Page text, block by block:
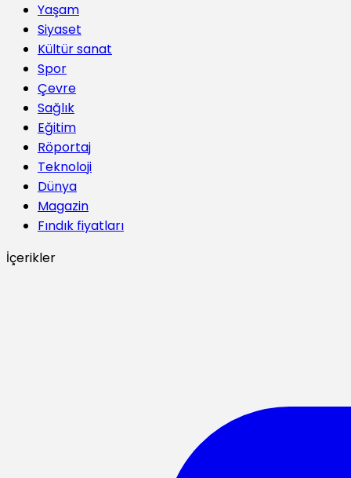
Yaşam
Siyaset
Kültür sanat
Spor
Çevre
Sağlık
Eğitim
Röportaj
Teknoloji
Dünya
Magazin
Fındık fiyatları
İçerikler